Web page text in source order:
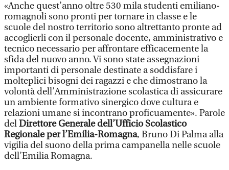
«Anche quest’anno oltre 530 mila studenti emiliano-
romagnoli sono pronti per tornare in classe e le
scuole del nostro territorio sono altrettanto pronte ad
accoglierli con il personale docente, amministrativo e
tecnico necessario per affrontare efficacemente la
sfida del nuovo anno. Vi sono state assegnazioni
importanti di personale destinate a soddisfare i
molteplici bisogni dei ragazzi e che dimostrano la
volontà dell’Amministrazione scolastica di assicurare
un ambiente formativo sinergico dove cultura e
relazioni umane si incontrano proficuamente». Parole
delDirettore Generale dell’Ufficio Scolastico
Regionale per l’Emilia-Romagna, Bruno Di Palma alla
vigilia del suono della prima campanella nelle scuole
dell’Emilia Romagna.